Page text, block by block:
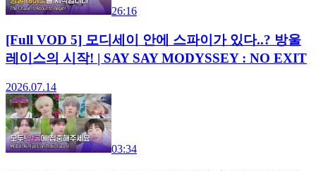
26:16
[Full VOD 5] 모디세이 안에 스파이가 있다..? 방울
레이스의 시작! | SAY SAY MODYSSEY : NO EXIT
2026.07.14
03:34